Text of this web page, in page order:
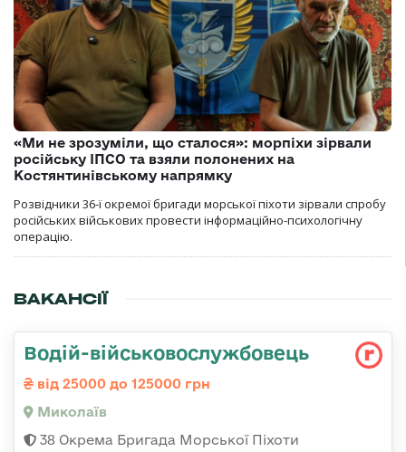
«Ми не зрозуміли, що сталося»: морпіхи зірвали
російську ІПСО та взяли полонених на
Костянтинівському напрямку
Розвідники 36-ї окремої бригади морської піхоти зірвали спробу
російських військових провести інформаційно-психологічну
операцію.
ВАКАНСІЇ
Водій-військовослужбовець
від 25000 до 125000 грн
Миколаїв
38 Окрема Бригада Морської Піхоти